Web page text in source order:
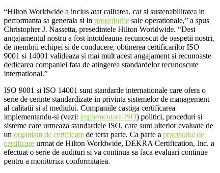
“Hilton Worldwide a inclus atat calitatea, cat si sustenabilitatea in
performanta sa generala si in procedurile sale operationale,” a spus
Christopher J. Nassetta, presedintele Hilton Worldwide. “Desi
angajamentul nostru a fost intotdeauna recunoscut de oaspetii nostri,
de membrii echipei si de conducere, obtinerea certificarilor ISO
9001 si 14001 valideaza si mai mult acest angajament si recunoaste
dedicarea companiei fata de atingerea standardelor recunoscute
international.”
ISO 9001 si ISO 14001 sunt standarde internationale care ofera o
serie de cerinte standardizate in privinta sistemelor de management
al calitatii si al mediului. Companiile castiga certificarea
implementandu-si (vezi: implementare ISO) politici, proceduri si
sisteme care urmeaza standardele ISO, care sunt ulterior evaluate de
un organism de certificare de terta parte. Ca parte a procesului de
certificare urmat de Hilton Worldwide, DEKRA Certification, Inc. a
efectuat o serie de audituri si va continua sa faca evaluari continue
pentru a monitoriza conformitatea.